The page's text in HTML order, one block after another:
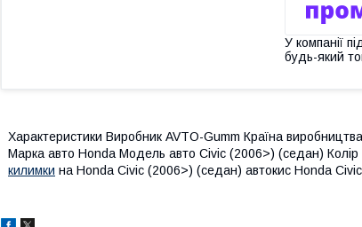
У компанії
будь-який
Характеристики Виробник AVTO-Gumm Країна
Марка авто Honda Модель авто Civic (2006>) (седан) Колір
килимки на Honda Civic (2006>) (седан) автокис Honda